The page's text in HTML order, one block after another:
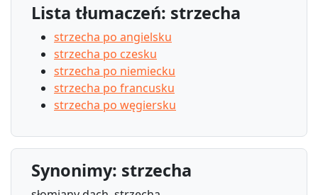
Lista tłumaczeń: strzecha
strzecha po angielsku
strzecha po czesku
strzecha po niemiecku
strzecha po francusku
strzecha po węgiersku
Synonimy: strzecha